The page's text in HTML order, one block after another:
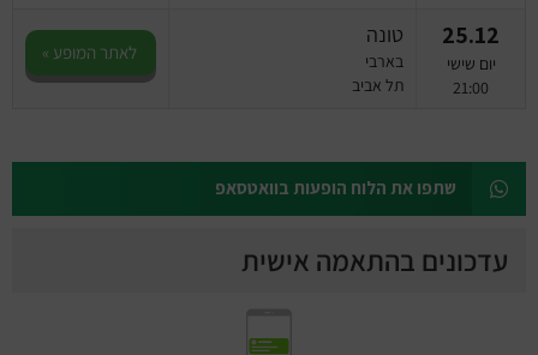
25.12
יום שישי
21:00
טונה
בארבי
תל אביב
לאתר המופע »
שתפו את הלוח הופעות בוואטסאפ
עדכונים בהתאמה אישית